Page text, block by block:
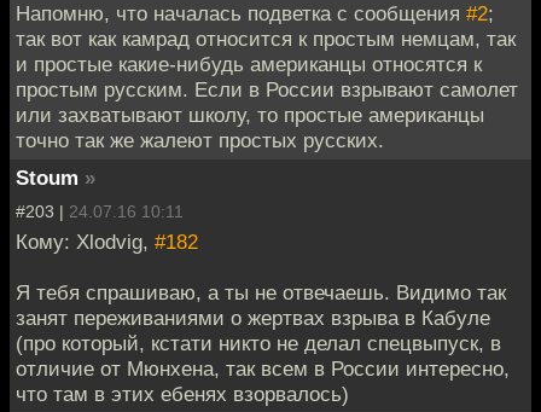
Напомню, что началась подветка с сообщения #2;
так вот как камрад относится к простым немцам, так
и простые какие-нибудь американцы относятся к
простым русским. Если в России взрывают самолет
или захватывают школу, то простые американцы
точно так же жалеют простых русских.
Stoum »
#203 | 24.07.16 10:11
Кому: Xlodvig, #182
Я тебя спрашиваю, а ты не отвечаешь. Видимо так
занят переживаниями о жертвах взрыва в Кабуле
(про который, кстати никто не делал спецвыпуск, в
отличие от Мюнхена, так всем в России интересно,
что там в этих ебенях взорвалось)